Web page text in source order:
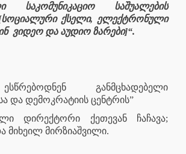
საკომუნიკაციო საშუალების
[სოციალური ქსელი, ელექტრონული
ვიდეო და აუდიო ზარები]“.
განმცხადებელი
და დემოკრატიის ცენტრის”
დირექტორი ქეთევან ჩაჩავა;
მიხეილ მირზიაშვილი.